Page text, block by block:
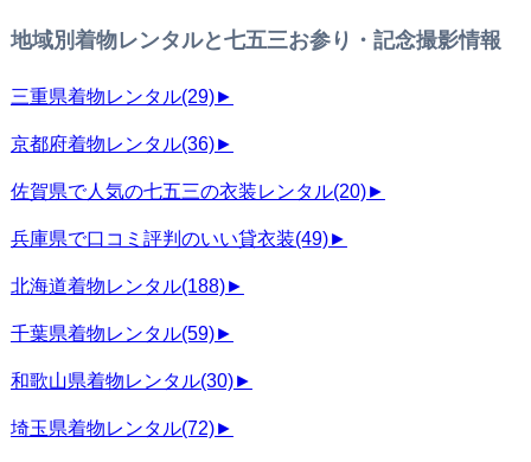
地域別着物レンタルと七五三お参り・記念撮影情報
三重県着物レンタル(29)►
京都府着物レンタル(36)►
佐賀県で人気の七五三の衣装レンタル(20)►
兵庫県で口コミ評判のいい貸衣装(49)►
北海道着物レンタル(188)►
千葉県着物レンタル(59)►
和歌山県着物レンタル(30)►
埼玉県着物レンタル(72)►